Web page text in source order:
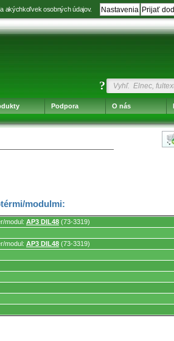
akýchkoľvek osobných údajov. Prijať
Nastavenia
na
výber
jazyka
na
hlavnú
navigáciu
na
obsah
na
navigáciu
v
päte
?
Podpora O nás
modulmi:
modul: AP3 DIL48 (73-3319)
modul: AP3 DIL48 (73-3319)